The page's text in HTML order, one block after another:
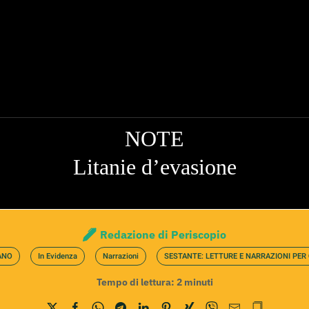
NOTE
Litanie d’evasione
Redazione di Periscopio
In Evidenza Narrazioni SESTANTE: LETTURE E NARRAZIONI PER
Tempo di lettura: 2 minuti